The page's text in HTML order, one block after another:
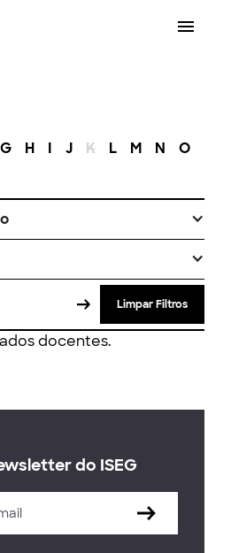
G H I J K L M N O
Limpar Filtros
docentes.
do ISEG